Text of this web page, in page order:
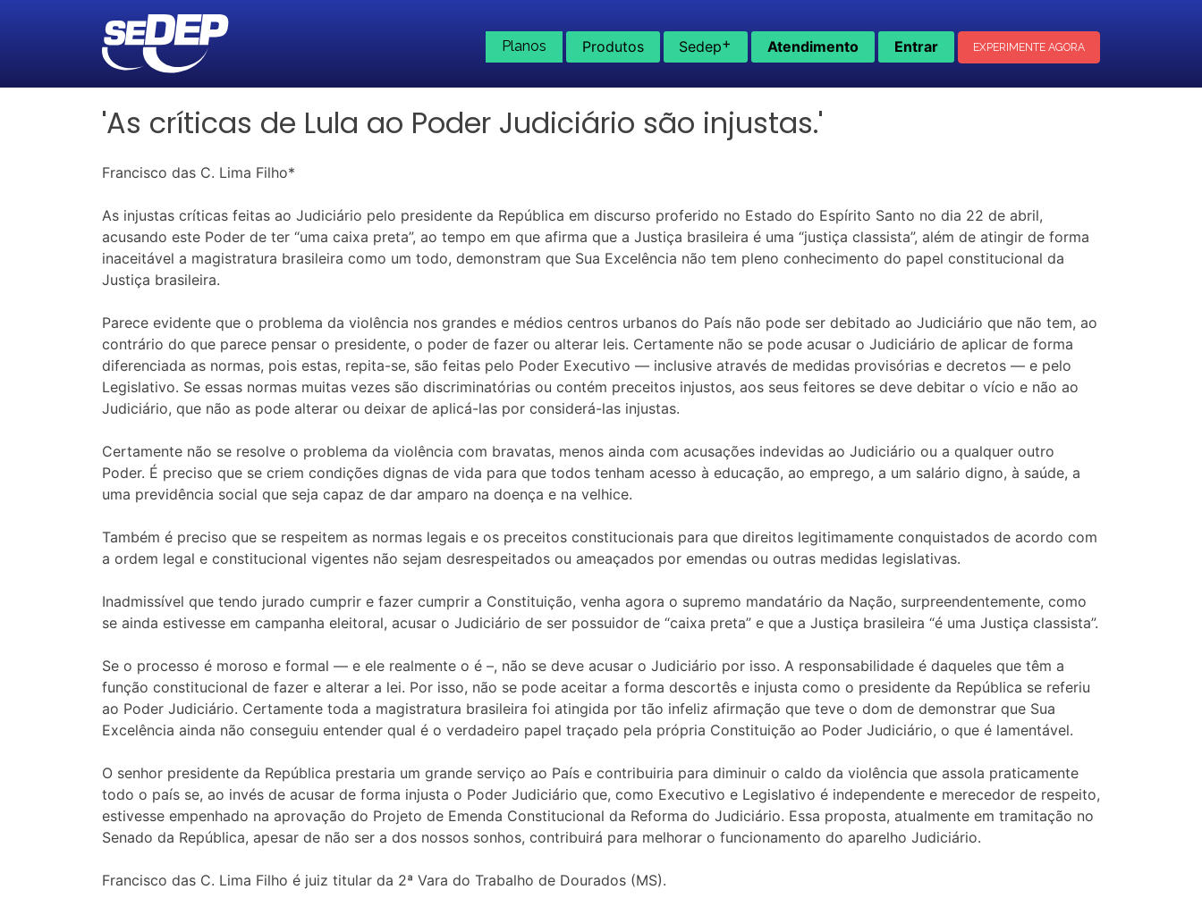
Planos Produtos Sedep+ Atendimento Entrar EXPERIMENTE AGORA
'As críticas de Lula ao Poder Judiciário são injustas.'
Francisco das C. Lima Filho*
As injustas críticas feitas ao Judiciário pelo presidente da República em discurso proferido no Estado do Espírito Santo no dia 22 de abril,
acusando este Poder de ter “uma caixa preta”, ao tempo em que afirma que a Justiça brasileira é uma “justiça classista”, além de atingir de forma
inaceitável a magistratura brasileira como um todo, demonstram que Sua Excelência não tem pleno conhecimento do papel constitucional da
Justiça brasileira.
Parece evidente que o problema da violência nos grandes e médios centros urbanos do País não pode ser debitado ao Judiciário que não tem, ao
contrário do que parece pensar o presidente, o poder de fazer ou alterar leis. Certamente não se pode acusar o Judiciário de aplicar de forma
diferenciada as normas, pois estas, repita-se, são feitas pelo Poder Executivo — inclusive através de medidas provisórias e decretos — e pelo
Legislativo. Se essas normas muitas vezes são discriminatórias ou contém preceitos injustos, aos seus feitores se deve debitar o vício e não ao
Judiciário, que não as pode alterar ou deixar de aplicá-las por considerá-las injustas.
Certamente não se resolve o problema da violência com bravatas, menos ainda com acusações indevidas ao Judiciário ou a qualquer outro
Poder. É preciso que se criem condições dignas de vida para que todos tenham acesso à educação, ao emprego, a um salário digno, à saúde, a
uma previdência social que seja capaz de dar amparo na doença e na velhice.
Também é preciso que se respeitem as normas legais e os preceitos constitucionais para que direitos legitimamente conquistados de acordo com
a ordem legal e constitucional vigentes não sejam desrespeitados ou ameaçados por emendas ou outras medidas legislativas.
Inadmissível que tendo jurado cumprir e fazer cumprir a Constituição, venha agora o supremo mandatário da Nação, surpreendentemente, como
se ainda estivesse em campanha eleitoral, acusar o Judiciário de ser possuidor de “caixa preta” e que a Justiça brasileira “é uma Justiça classista”.
Se o processo é moroso e formal — e ele realmente o é –, não se deve acusar o Judiciário por isso. A responsabilidade é daqueles que têm a
função constitucional de fazer e alterar a lei. Por isso, não se pode aceitar a forma descortês e injusta como o presidente da República se referiu
ao Poder Judiciário. Certamente toda a magistratura brasileira foi atingida por tão infeliz afirmação que teve o dom de demonstrar que Sua
Excelência ainda não conseguiu entender qual é o verdadeiro papel traçado pela própria Constituição ao Poder Judiciário, o que é lamentável.
O senhor presidente da República prestaria um grande serviço ao País e contribuiria para diminuir o caldo da violência que assola praticamente
todo o país se, ao invés de acusar de forma injusta o Poder Judiciário que, como Executivo e Legislativo é independente e merecedor de respeito,
estivesse empenhado na aprovação do Projeto de Emenda Constitucional da Reforma do Judiciário. Essa proposta, atualmente em tramitação no
Senado da República, apesar de não ser a dos nossos sonhos, contribuirá para melhorar o funcionamento do aparelho Judiciário.
Francisco das C. Lima Filho é juiz titular da 2ª Vara do Trabalho de Dourados (MS).